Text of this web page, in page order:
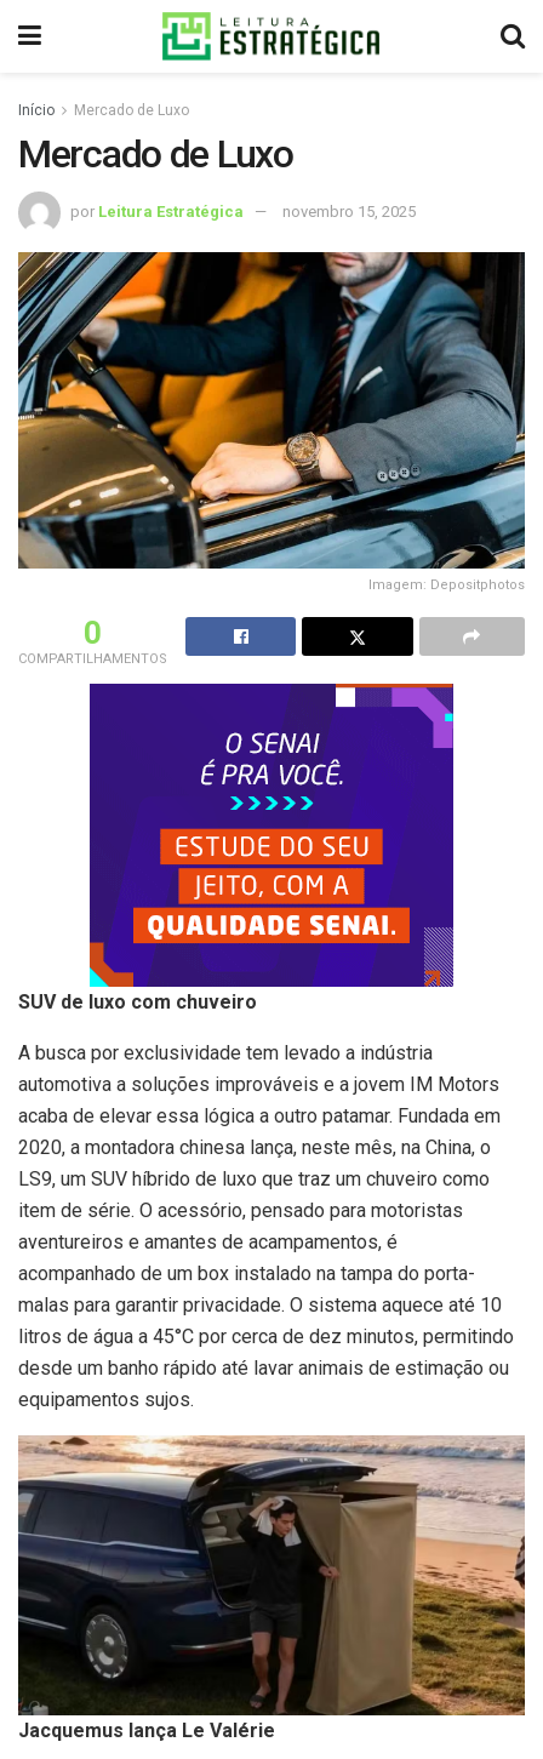
Início Mercado de Luxo
Mercado de Luxo
por Leitura Estratégica novembro 15, 2025
Imagem: Depositphotos
0
COMPARTILHAMENTOS
SUV de luxo com chuveiro
A busca por exclusividade tem levado a indústria
automotiva a soluções improváveis e a jovem IM Motors
acaba de elevar essa lógica a outro patamar. Fundada em
2020, a montadora chinesa lança, neste mês, na China, o
LS9, um SUV híbrido de luxo que traz um chuveiro como
item de série. O acessório, pensado para motoristas
aventureiros e amantes de acampamentos, é
acompanhado de um box instalado na tampa do porta-
malas para garantir privacidade. O sistema aquece até 10
litros de água a 45°C por cerca de dez minutos, permitindo
desde um banho rápido até lavar animais de estimação ou
equipamentos sujos.
Jacquemus lança Le Valérie